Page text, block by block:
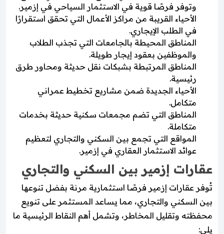
وتوفر فرصًا قوية في الاستثمار السياحي في إزمير.
الأحياء القريبة من مراكز الأعمال التي تحقق استقرارًا
في الطلب الإيجاري.
المناطق المحيطة بالجامعات التي تجذب الطلاب
والموظفين بعقود إيجار طويلة.
المناطق المرتبطة بشبكات نقل حديثة ومحاور طرق
رئيسية.
الأحياء الجديدة ضمن مشاريع تخطيط عمراني
متكامل.
المناطق التي تضم مجمعات سكنية حديثة بخدمات
متكاملة.
المواقع التي تجمع بين السكني والتجاري لتعظيم
عوائد الاستثمار العقاري في إزمير.
عقارات إزمير بين السكني والتجاري
تُوفر عقارات إزمير فرصًا استثمارية مرنة بفضل تنوعها
بين السكني والتجاري، مما يساعد المستثمر على تنويع
محفظته وتقليل المخاطر، وتشمل أهم النقاط الرئيسية ما
يلي: